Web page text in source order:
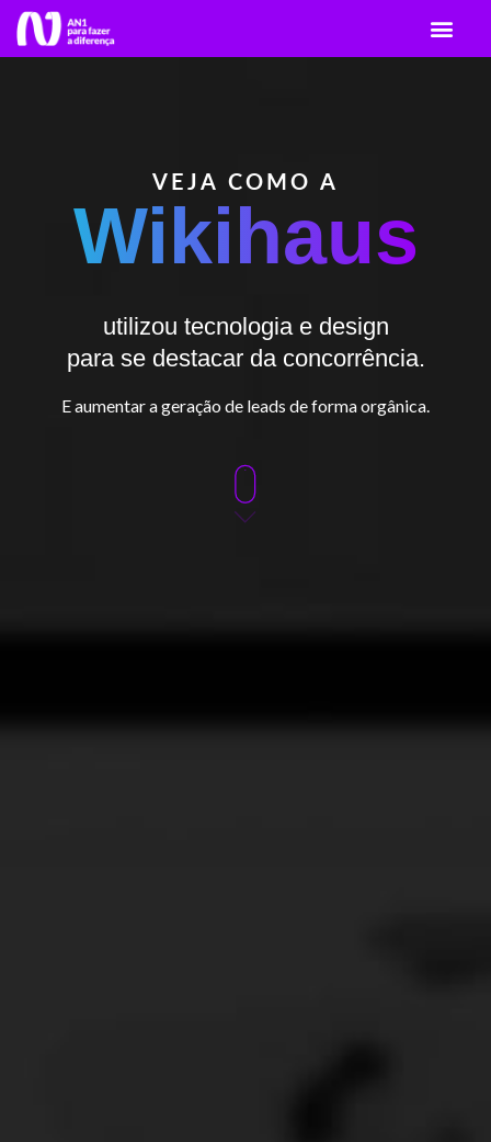
VEJA COMO A
Wikihaus
utilizou tecnologia e design
para se destacar da concorrência.
E aumentar a geração de leads de forma orgânica.